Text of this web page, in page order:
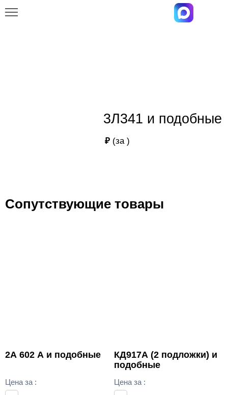
3Л341 и подобные
₽ (за )
Сопутствующие товары
2А 602 А и подобные
Цена за :
КД917А (2 подложки) и
подобные
Цена за :